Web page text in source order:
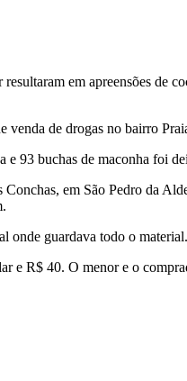
em apreensões de
de drogas no bairro
93 buchas de maconha foi
em São Pedro da
onde guardava todo o material.
e R$ 40. O menor e o